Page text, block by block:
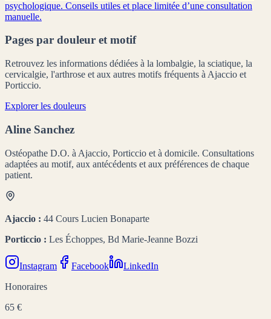
psychologique. Conseils utiles et place limitée d’une consultation
manuelle.
Pages par douleur et motif
Retrouvez les informations dédiées à la lombalgie, la sciatique, la
cervicalgie, l'arthrose et aux autres motifs fréquents à Ajaccio et
Porticcio.
Explorer les douleurs
Aline Sanchez
Ostéopathe D.O. à Ajaccio, Porticcio et à domicile. Consultations
adaptées au motif, aux antécédents et aux préférences de chaque
patient.
Ajaccio : 44 Cours Lucien Bonaparte
Porticcio : Les Échoppes, Bd Marie-Jeanne Bozzi
Instagram Facebook
LinkedIn
Honoraires
65 €